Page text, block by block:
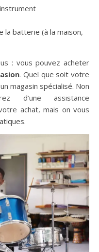
la batterie (à la maison,
: vous pouvez acheter
. Quel que soit votre
magasin spécialisé. Non
d’une assistance
achat, mais on vous